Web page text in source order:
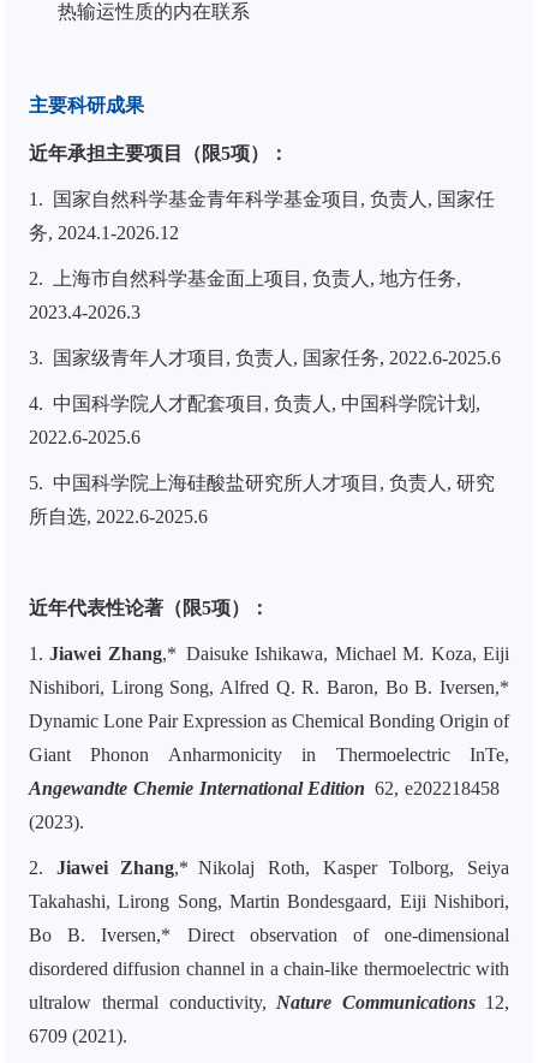
热输运性质的内在联系
主要科研成果
近年承担主要项目（限5项）：
1.
国家自然科学基金青年科学基金项目, 负责人, 国家任
务, 2024.1-2026.12
2.
上海市自然科学基金面上项目, 负责人, 地方任务,
2023.4-2026.3
3. 国家级青年人才项目, 负责人, 国家任务, 2022.6-2025.6
4. 中国科学院人才配套项目, 负责人, 中国科学院计划,
2022.6-2025.6
5. 中国科学院上海硅酸盐研究所人才项目, 负责人, 研究
所自选, 2022.6-2025.6
近年代表性论著（限5项）：
1.Jiawei Zhang,* Daisuke Ishikawa, Michael M. Koza, Eiji
Nishibori, Lirong Song, Alfred Q. R. Baron, Bo B. Iversen,*
Dynamic Lone Pair Expression as Chemical Bonding Origin of
Giant Phonon Anharmonicity in Thermoelectric InTe,
Angewandte Chemie International Edition 62, e202218458
(2023).
2. Jiawei Zhang,* Nikolaj Roth, Kasper Tolborg, Seiya
Takahashi, Lirong Song, Martin Bondesgaard, Eiji Nishibori,
Bo B. Iversen,* Direct observation of one-dimensional
disordered diffusion channel in a chain-like thermoelectric with
ultralow thermal conductivity, Nature Communications 12,
6709 (2021).